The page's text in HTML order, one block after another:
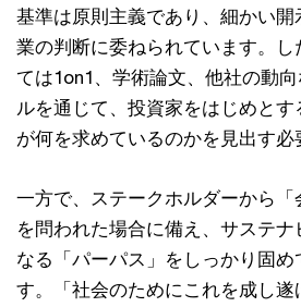
基準は原則主義であり、細かい
業の判断に委ねられています。し
ては1on1、学術論文、他社の動
ルを通じて、投資家をはじめと
が何を求めているのかを見出す必
一方で、ステークホルダーから「
を問われた場合に備え、サステナ
なる「パーパス」をしっかり固
す。「社会のためにこれを成し